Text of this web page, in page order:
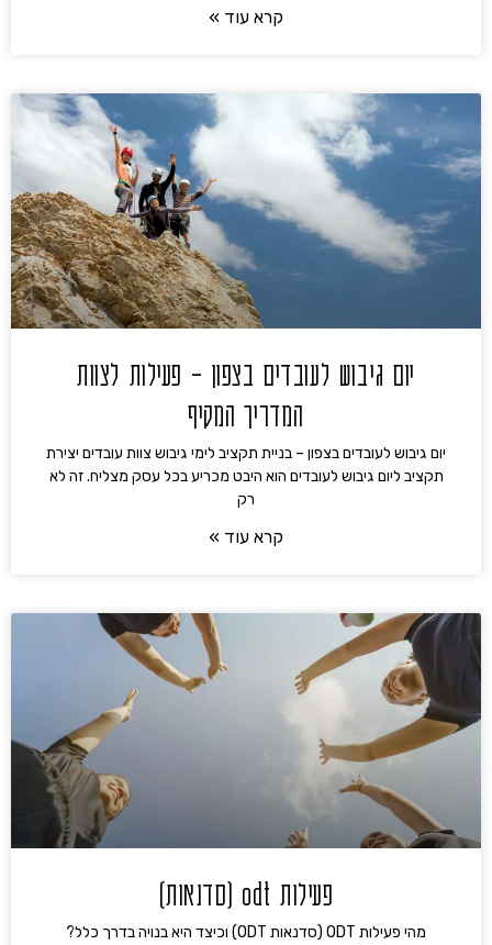
קרא עוד »
יום גיבוש לעובדים בצפון – פעילות לצוות
המדריך המקיף
יום גיבוש לעובדים בצפון – בניית תקציב לימי גיבוש צוות עובדים יצירת
תקציב ליום גיבוש לעובדים הוא היבט מכריע בכל עסק מצליח. זה לא
רק
קרא עוד »
פעילות odt (סדנאות)
מהי פעילות ODT (סדנאות ODT) וכיצד היא בנויה בדרך כלל?